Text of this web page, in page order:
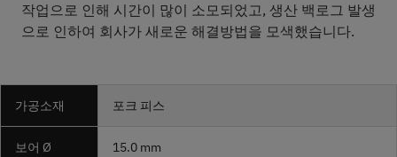
작업으로 인해 시간이 많이 소모되었고, 생산 백로그 발생
으로 인하여 회사가 새로운 해결방법을 모색했습니다.
가공소재 포크 피스
보어 Ø 15.0 mm